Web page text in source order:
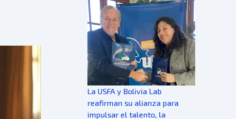
La USFA y Bolivia Lab
reafirman su alianza para
impulsar el talento, la